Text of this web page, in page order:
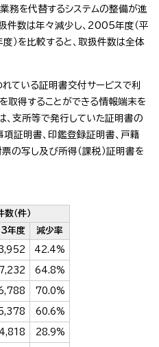
業務を代替するシステムの整備が進
件数は年々減少し、2005年度（平
）を比較すると、取扱件数は全体
ている証明書交付サービスで利
取得することができる情報端末を
、支所等で発行していた証明書の
項証明書、印鑑登録証明書、戸籍
の写し及び所得（課税）証明書を
（件）
年度 減少率
42.4%
64.8%
70.0%
60.6%
4,818 28.9%